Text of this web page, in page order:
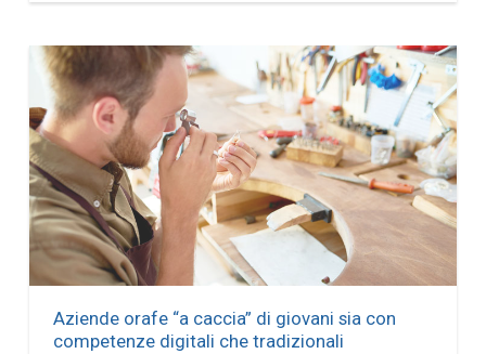
Aziende orafe “a caccia” di giovani sia con
competenze digitali che tradizionali